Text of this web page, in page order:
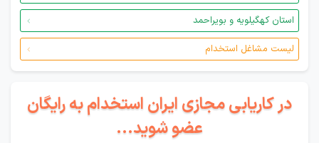
استان کهگیلویه و بویراحمد
لیست مشاغل استخدام
در کاریابی مجازی ایران استخدام به رایگان
عضو شوید...